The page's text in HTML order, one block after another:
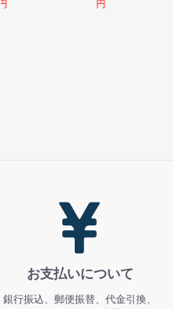
円 円
お支払いについて
銀行振込、郵便振替、代金引換、